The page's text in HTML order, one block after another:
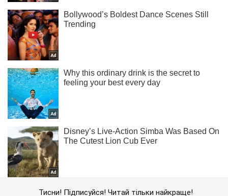
Тисни! Підписуйся! Читай тільки найкраще!